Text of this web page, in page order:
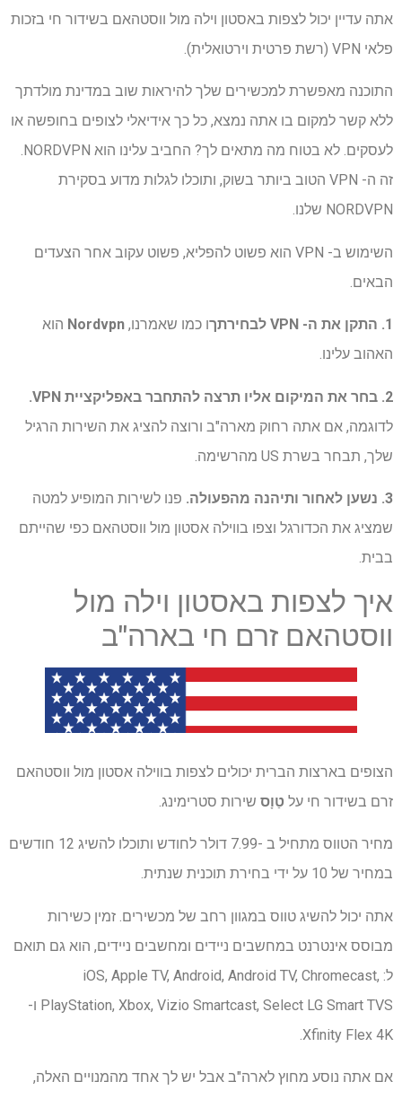
אתה עדיין יכול לצפות באסטון וילה מול ווסטהאם בשידור חי בזכות
פלאי VPN (רשת פרטית וירטואלית).
התוכנה מאפשרת למכשירים שלך להיראות שוב במדינת מולדתך
ללא קשר למקום בו אתה נמצא, כל כך אידיאלי לצופים בחופשה או
לעסקים. לא בטוח מה מתאים לך? החביב עלינו הוא NORDVPN.
זה ה- VPN הטוב ביותר בשוק, ותוכלו לגלות מדוע בסקירת
NORDVPN שלנו.
השימוש ב- VPN הוא פשוט להפליא, פשוט עקוב אחר הצעדים
הבאים.
1. התקן את ה- VPN לבחירתך ו כמו שאמרנו, Nordvpn הוא
האהוב עלינו.
2. בחר את המיקום אליו תרצה להתחבר באפליקציית VPN.
לדוגמה, אם אתה רחוק מארה"ב ורוצה להציג את השירות הרגיל
שלך, תבחר בשרת US מהרשימה.
3. נשען לאחור ותיהנה מהפעולה.
פנו לשירות המופיע למטה
שמציג את הכדורגל וצפו בווילה אסטון מול ווסטהאם כפי שהייתם
בבית.
איך לצפות באסטון וילה מול
ווסטהאם זרם חי בארה"ב
הצופים בארצות הברית יכולים לצפות בווילה אסטון מול ווסטהאם
זרם בשידור חי על טַוָס שירות סטרימינג.
מחיר הטווס מתחיל ב -7.99 דולר לחודש ותוכלו להשיג 12 חודשים
במחיר של 10 על ידי בחירת תוכנית שנתית.
אתה יכול להשיג טווס במגוון רחב של מכשירים. זמין כשירות
מבוסס אינטרנט במחשבים ניידים ומחשבים ניידים, הוא גם תואם
ל: iOS, Apple TV, Android, Android TV, Chromecast,
PlayStation, Xbox, Vizio Smartcast, Select LG Smart TVS ו-
Xfinity Flex 4K.
אם אתה נוסע מחוץ לארה"ב אבל יש לך אחד מהמנויים האלה,